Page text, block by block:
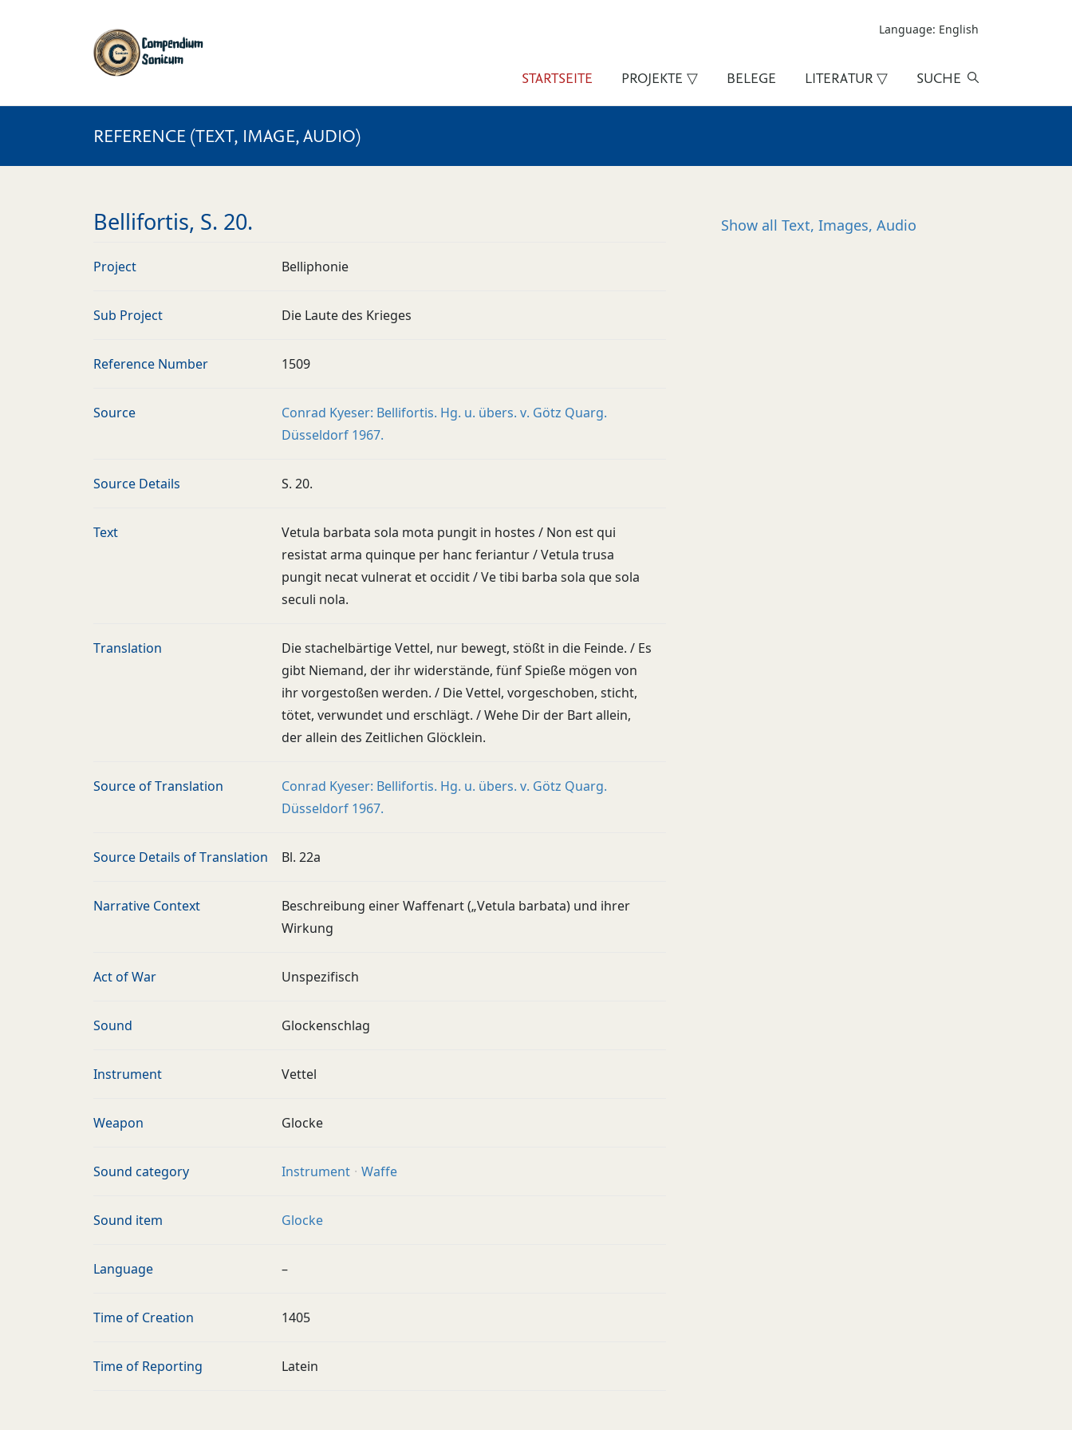
Language: English
STARTSEITE PROJEKTE ▽ BELEGE LITERATUR ▽ SUCHE
REFERENCE (TEXT, IMAGE, AUDIO)
Bellifortis, S. 20.
Project Belliphonie
Sub Project Die Laute des Krieges
Reference Number 1509
Source
Conrad Kyeser: Bellifortis. Hg. u. übers. v. Götz Quarg.
Düsseldorf 1967.
Source Details S. 20.
Text
Vetula barbata sola mota pungit in hostes / Non est qui
resistat arma quinque per hanc feriantur / Vetula trusa
pungit necat vulnerat et occidit / Ve tibi barba sola que sola
seculi nola.
Translation
Die stachelbärtige Vettel, nur bewegt, stößt in die Feinde. / Es
gibt Niemand, der ihr widerstände, fünf Spieße mögen von
ihr vorgestoßen werden. / Die Vettel, vorgeschoben, sticht,
tötet, verwundet und erschlägt. / Wehe Dir der Bart allein,
der allein des Zeitlichen Glöcklein.
Source of Translation
Conrad Kyeser: Bellifortis. Hg. u. übers. v. Götz Quarg.
Düsseldorf 1967.
Source Details of Translation Bl. 22a
Narrative Context
Beschreibung einer Waffenart („Vetula barbata) und ihrer
Wirkung
Act of War Unspezifisch
Sound Glockenschlag
Instrument Vettel
Weapon Glocke
Sound category Instrument Waffe
Sound item Glocke
Language –
Time of Creation 1405
Time of Reporting Latein
Show all Text, Images, Audio